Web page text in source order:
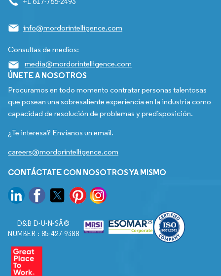
info@mordorintelligence.com
Consultas de medios:
media@mordorintelligence.com
ÚNETE A NOSOTROS
Procuramos en todo momento contratar personas talentosas
que posean una sobresaliente experiencia en la industria como
capacidad de resolución de problemas y predisposición.
¿Te interesa? Envíanos un email.
careers@mordorintelligence.com
CONTÁCTATE CON NOSOTROS YA MISMO
D&B D-U-N-SÂ®
NUMBER : 85-427-9388